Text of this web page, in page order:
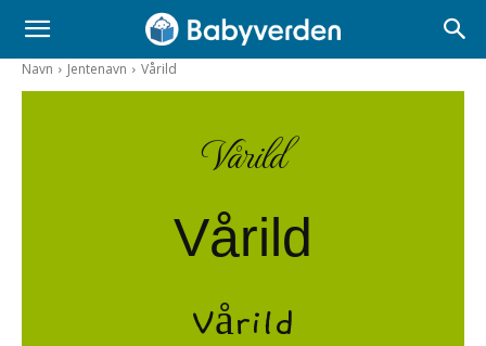
Navn Jentenavn Vårild
Vårild
Vårild
Vårild